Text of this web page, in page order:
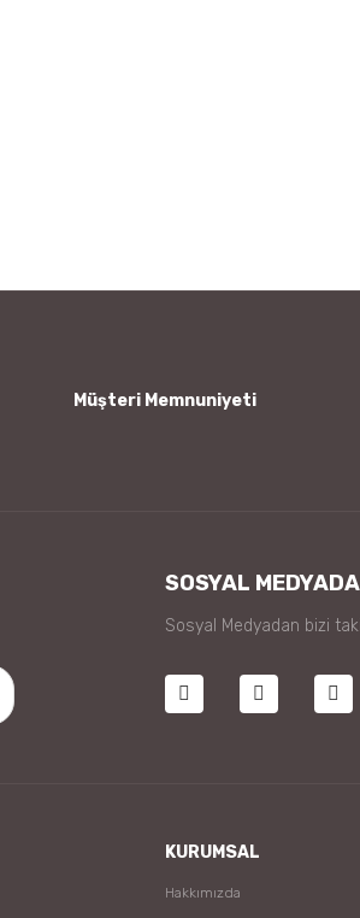
Müşteri Memnuniyeti
SOSYAL
Sosyal Medyadan bizi
KURUMSAL
Hakkımızda